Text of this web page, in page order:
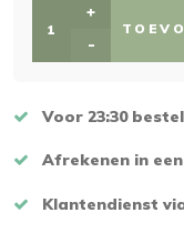
+
-
Voor 23:30
Afrekenen in
Klantendienst